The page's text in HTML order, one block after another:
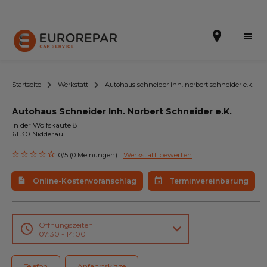
Terminvereinbarung
Online-Kostenvoranschlag
Die Marke
Leistungen
Angebote
Startseite Werkstatt Autohaus schneider inh. norbert schneider e.k.
Autohaus Schneider Inh. Norbert Schneider e.K.
In der Wolfskaute 8
61130 Nidderau
0/5 (0 Meinungen) Werkstatt bewerten
Online-Kostenvoranschlag Terminvereinbarung
Öffnungszeiten
07:30 - 14:00